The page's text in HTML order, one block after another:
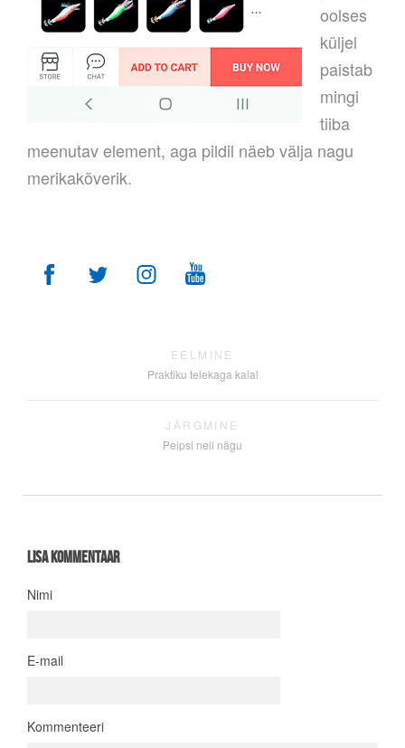
oolses
küljel
paistab
mingi
tiiba
meenutav element, aga pildil näeb välja nagu
merikakõverik.
EELMINE
Praktiku telekaga kalal
JÄRGMINE
Peipsi neli nägu
Lisa kommentaar
Nimi
E-mail
Kommenteeri